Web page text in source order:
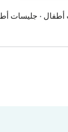
أطفال · جليسات